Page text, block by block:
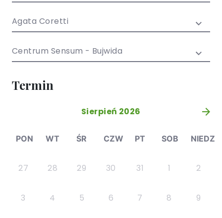
młodzieży
Agata Coretti
Centrum Sensum - Bujwida
Termin
Sierpień 2026 »
PON WT ŚR CZW PT SOB NIEDZ
27 28 29 30 31 1 2
3 4 5 6 7 8 9